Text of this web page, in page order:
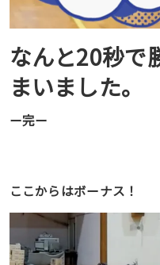
なんと20秒で
まいました。
ー完ー
ここからはボーナス！